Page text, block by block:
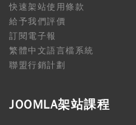
快速架站使用條款
給予我們評價
訂閱電子報
繁體中文語言檔系統
聯盟行銷計劃
JOOMLA架站課程